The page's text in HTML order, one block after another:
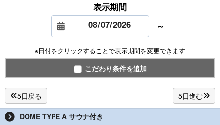
表示期間
～
※日付をクリックすることで表示期間を変更できます
こだわり条件を追加
5日戻る 5日進む
DOME TYPE A サウナ付き